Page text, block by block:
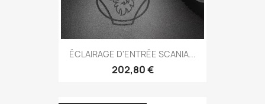
ÉCLAIRAGE D'ENTRÉE SCANIA...
202,80 €